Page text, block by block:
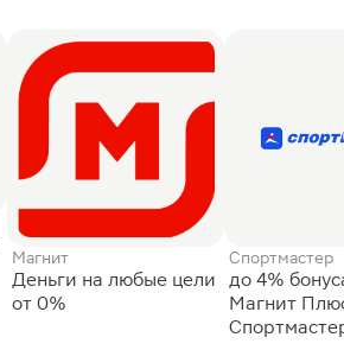
Магнит
Деньги на любые цели
от 0%
Спортмастер
до 4%
Магнит